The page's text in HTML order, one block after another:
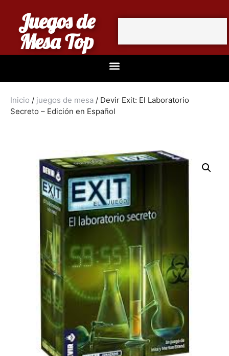
Juegos de
Mesa Top
Inicio / juegos de mesa / Devir Exit: El Laboratorio
Secreto – Edición en Español